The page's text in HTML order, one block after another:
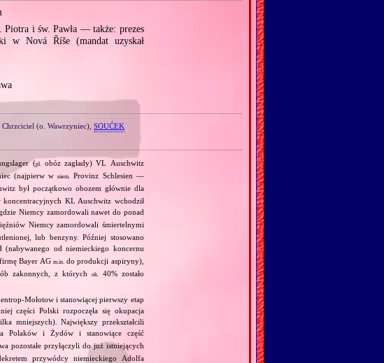
Piotra i św. Pawła — także: prezes
w Nová Říše (mandat uzyskał
(o. Wawrzyniec), SOUĆEK
(pl.
obóz zagłady) VL Auschwitz
(najpierw wniem.
Provinz Schlesien —
był początkowo obozem głównie dla
koncentracyjnych KL Auschwitz wchodził
Niemcy zamordowali nawet do ponad
Niemcy zamordowali śmiertelnymi
lub benzyny. Później stosowano
od niemieckiego koncernu
firmę Bayer AGm.in. do produkcji aspiryny),
zakonnych, z których
ok.
40% zostało
i stanowiącej pierwszy etap
części Polski rozpoczęła się okupacja
mniejszych). Największy przekształcili
Polaków i Żydów i stanowiące część
pozostałe przyłączyli do już istniejących
przywódcy niemieckiego Adolfa